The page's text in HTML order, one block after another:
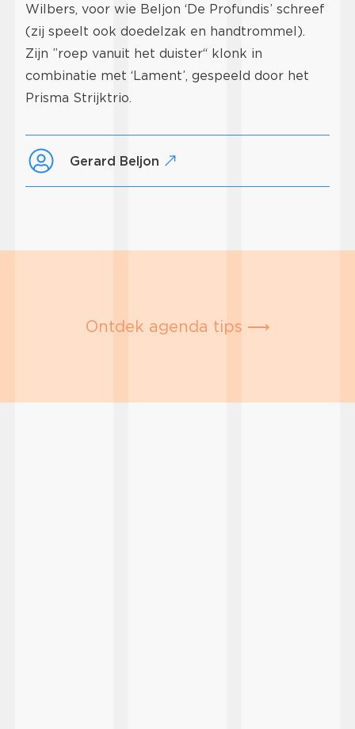
Wilbers, voor wie Beljon ‘De Profundis’ schreef
(zij speelt ook doedelzak en handtrommel).
Zijn ”roep vanuit het duister“ klonk in
combinatie met ‘Lament’, gespeeld door het
Prisma Strijktrio.
Gerard Beljon
Ontdek agenda tips ⟶